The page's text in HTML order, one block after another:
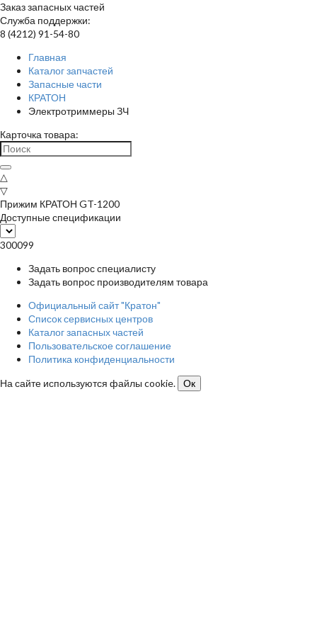
Заказ запасных частей
Служба поддержки:
8 (4212) 91-54-80
Главная
Каталог запчастей
Запасные части
КРАТОН
Электротриммеры ЗЧ
Карточка товара:
△
▽
Прижим КРАТОН GT-1200
Доступные спецификации
300099
Задать вопрос специалисту
Задать вопрос производителям товара
Официальный сайт "Кратон"
Список сервисных центров
Каталог запасных частей
Пользовательское соглашение
Политика конфиденциальности
На сайте используются файлы cookie.
Ок